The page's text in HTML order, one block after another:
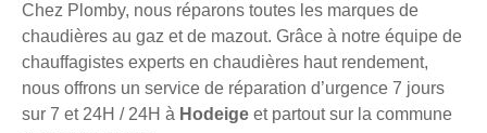
Chez Plomby, nous réparons toutes les marques de
chaudières au gaz et de mazout. Grâce à notre équipe de
chauffagistes experts en chaudières haut rendement,
nous offrons un service de réparation d’urgence 7 jours
sur 7 et 24H / 24H à Hodeige et partout sur la commune